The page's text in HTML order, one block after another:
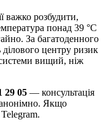
важко розбудити,
понад 39 °C
За багатоденного
центру ризик
системи вищий, ніж
29 05 — консультація
анонімно. Якщо